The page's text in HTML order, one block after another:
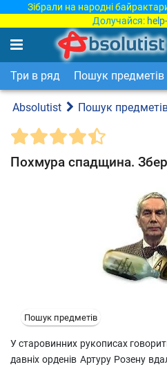
Зібрали на народні
Долучайся:
Три в ряд Пошук предметів
Absolutist Пошук
Похмура спадщина.
Пошук предметів
У старовинних рукописах
давніх орденів Артуру Розену